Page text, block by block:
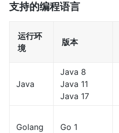
支持的编程语言
运行环
境
版本
Java
Java 8
Java 11
Java 17
Golang Go 1